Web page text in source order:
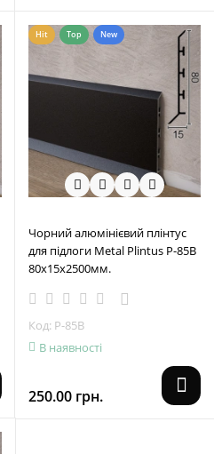
Hit Top New
Чорний алюмінієвий плінтус
для підлоги Metal Plintus P-85B
80х15х2500мм.
Код: P-85B
В наявності
250.00 грн.